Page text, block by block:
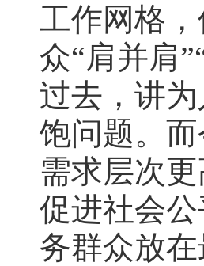
工作网格
众“肩并肩
过去，讲
饱问题。
需求层次
促进社会
务群众放